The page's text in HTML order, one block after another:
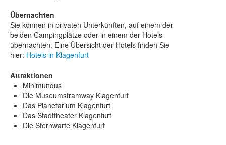
Übernachten
Sie können in privaten Unterkünften, auf einem der
beiden Campingplätze oder in einem der Hotels
übernachten. Eine Übersicht der Hotels finden Sie
hier: Hotels in Klagenfurt
Attraktionen
Minimundus
Die Museumstramway Klagenfurt
Das Planetarium Klagenfurt
Das Stadttheater Klagenfurt
Die Sternwarte Klagenfurt